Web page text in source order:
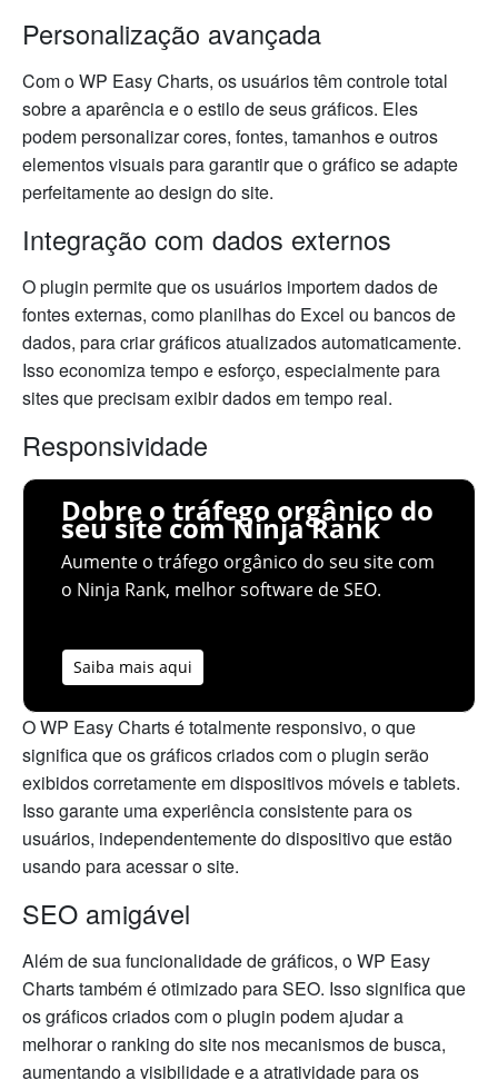
Personalização avançada
Com o WP Easy Charts, os usuários têm controle total
sobre a aparência e o estilo de seus gráficos. Eles
podem personalizar cores, fontes, tamanhos e outros
elementos visuais para garantir que o gráfico se adapte
perfeitamente ao design do site.
Integração com dados externos
O plugin permite que os usuários importem dados de
fontes externas, como planilhas do Excel ou bancos de
dados, para criar gráficos atualizados automaticamente.
Isso economiza tempo e esforço, especialmente para
sites que precisam exibir dados em tempo real.
Responsividade
Dobre o tráfego orgânico do
seu site com Ninja Rank
Aumente o tráfego orgânico do seu site com
o Ninja Rank, melhor software de SEO.
Saiba mais aqui
O WP Easy Charts é totalmente responsivo, o que
significa que os gráficos criados com o plugin serão
exibidos corretamente em dispositivos móveis e tablets.
Isso garante uma experiência consistente para os
usuários, independentemente do dispositivo que estão
usando para acessar o site.
SEO amigável
Além de sua funcionalidade de gráficos, o WP Easy
Charts também é otimizado para SEO. Isso significa que
os gráficos criados com o plugin podem ajudar a
melhorar o ranking do site nos mecanismos de busca,
aumentando a visibilidade e a atratividade para os